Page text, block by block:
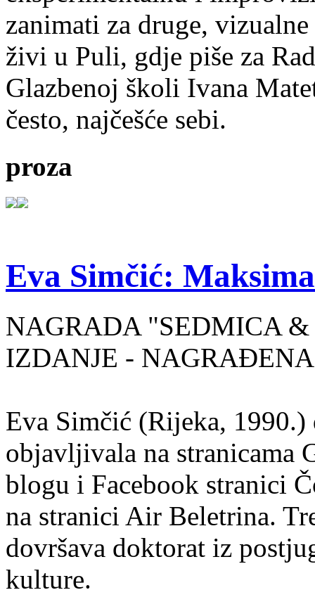
zanimati za druge,
živi u Puli, gdje piše za
Glazbenoj školi Ivana
često, najčešće sebi.
proza
Eva Simčić:
NAGRADA "SEDMICA
IZDANJE -
Eva Simčić (Rijeka, 1990.)
objavljivala na stranicama
blogu i Facebook stranici
na stranici Air Beletrina.
dovršava doktorat iz
kulture.